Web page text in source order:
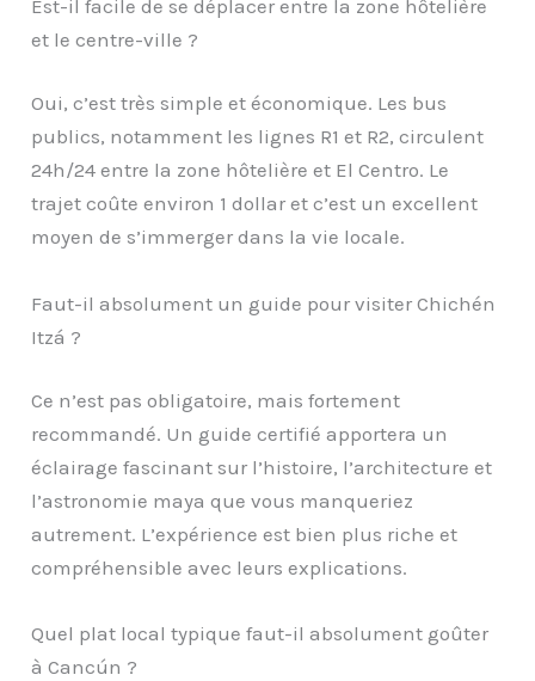
Est-il facile de se déplacer entre la zone hôtelière
et le centre-ville ?
Oui, c’est très simple et économique. Les bus
publics, notamment les lignes R1 et R2, circulent
24h/24 entre la zone hôtelière et El Centro. Le
trajet coûte environ 1 dollar et c’est un excellent
moyen de s’immerger dans la vie locale.
Faut-il absolument un guide pour visiter Chichén
Itzá ?
Ce n’est pas obligatoire, mais fortement
recommandé. Un guide certifié apportera un
éclairage fascinant sur l’histoire, l’architecture et
l’astronomie maya que vous manqueriez
autrement. L’expérience est bien plus riche et
compréhensible avec leurs explications.
Quel plat local typique faut-il absolument goûter
à Cancún ?